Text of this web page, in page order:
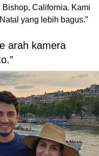
California. Kami
yang lebih bagus.”
arah kamera